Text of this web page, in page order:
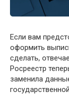
Если вам
оформить
сделать,
Росреестр
заменила